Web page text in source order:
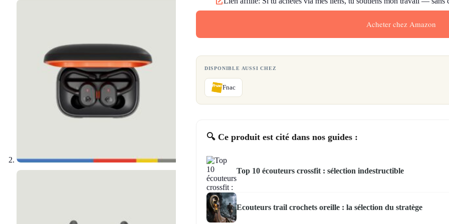
Acheter chez Amazon
DISPONIBLE AUSSI CHEZ
Fnac
🔍 Ce produit est cité dans nos guides :
Top 10 écouteurs crossfit : sélection indestructible
Ecouteurs trail crochets oreille : la sélection du stratège